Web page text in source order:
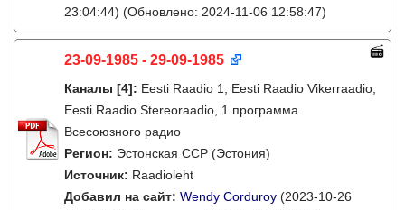
23:04:44) (Обновлено: 2024-11-06 12:58:47)
23-09-1985 - 29-09-1985
Каналы [4]: Eesti Raadio 1, Eesti Raadio Vikerraadio,
Eesti Raadio Stereoraadio, 1 программа
Всесоюзного радио
Регион: Эстонская ССР (Эстония)
Источник: Raadioleht
Добавил на сайт: Wendy Corduroy (2023-10-26